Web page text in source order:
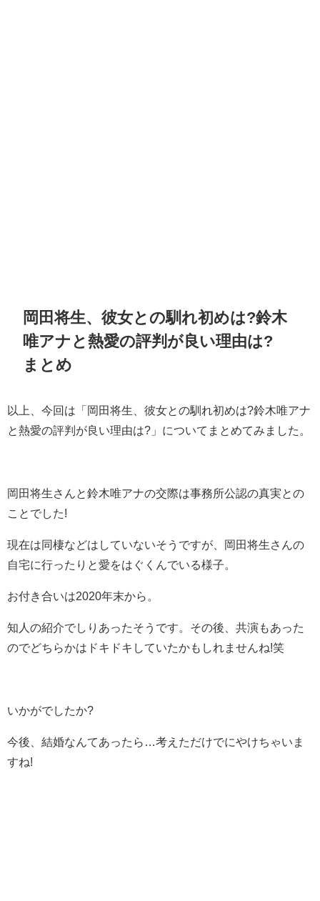
岡田将生、彼女との馴れ初めは?鈴木
唯アナと熱愛の評判が良い理由は?
まとめ
以上、今回は「岡田将生、彼女との馴れ初めは?鈴木唯アナ
と熱愛の評判が良い理由は?」についてまとめてみました。
岡田将生さんと鈴木唯アナの交際は事務所公認の真実との
ことでした!
現在は同棲などはしていないそうですが、岡田将生さんの
自宅に行ったりと愛をはぐくんでいる様子。
お付き合いは2020年末から。
知人の紹介でしりあったそうです。その後、共演もあった
のでどちらかはドキドキしていたかもしれませんね!笑
いかがでしたか?
今後、結婚なんてあったら…考えただけでにやけちゃいま
すね!